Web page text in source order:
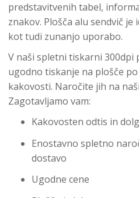
predstavitvenih tabel,
znakov. Plošča alu sendvič
kot tudi zunanjo uporabo.
V naši spletni tiskarni 300dpi
ugodno tiskanje na plošče
kakovosti. Naročite jih na
Zagotavljamo vam:
Kakovosten odtis in
Enostavno spletno
dostavo
Ugodne cene